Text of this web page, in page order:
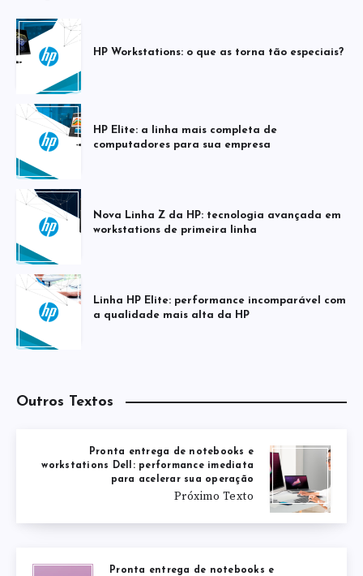
HP Workstations: o que as torna tão especiais?
HP Elite: a linha mais completa de
computadores para sua empresa
Nova Linha Z da HP: tecnologia avançada em
workstations de primeira linha
Linha HP Elite: performance incomparável com
a qualidade mais alta da HP
Outros Textos
Pronta entrega de notebooks e
workstations Dell: performance imediata
para acelerar sua operação
Próximo Texto
Pronta entrega de notebooks e